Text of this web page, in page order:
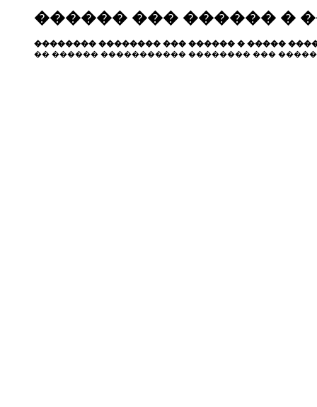
������ ��� ������ �
�������� �������� ��� ������ � �����
�� ������ ����������� �������� ���